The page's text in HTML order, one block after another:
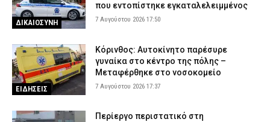
ΔΙΚΑΙΟΣΥΝΗ
που εντοπίστηκε εγκαταλελειμμένος
7 Αυγούστου 2026 17:50
ΕΙΔΗΣΕΙΣ
Κόρινθος: Αυτοκίνητο παρέσυρε
γυναίκα στο κέντρο της πόλης –
Μεταφέρθηκε στο νοσοκομείο
7 Αυγούστου 2026 17:37
Περίεργο περιστατικό στη